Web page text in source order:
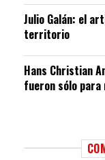
Julio Galán: el
territorio
Hans Christian
fueron sólo para